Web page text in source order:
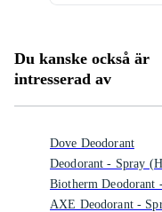
Du kanske också är
intresserad av
Dove Deodorant
Deodorant - Spray
Biotherm Deodorant
AXE Deodorant -